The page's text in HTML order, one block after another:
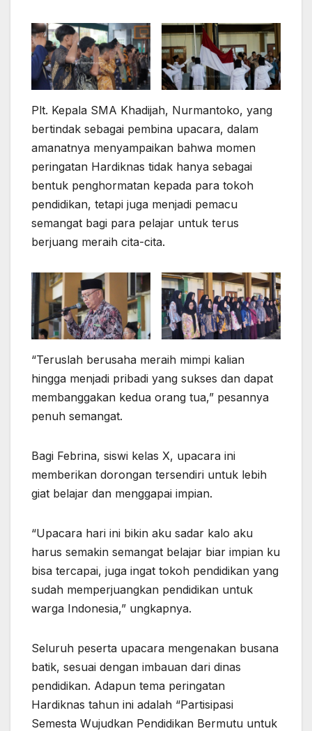
Plt. Kepala SMA Khadijah, Nurmantoko, yang
bertindak sebagai pembina upacara, dalam
amanatnya menyampaikan bahwa momen
peringatan Hardiknas tidak hanya sebagai
bentuk penghormatan kepada para tokoh
pendidikan, tetapi juga menjadi pemacu
semangat bagi para pelajar untuk terus
berjuang meraih cita-cita.
“Teruslah berusaha meraih mimpi kalian
hingga menjadi pribadi yang sukses dan dapat
membanggakan kedua orang tua,” pesannya
penuh semangat.
Bagi Febrina, siswi kelas X, upacara ini
memberikan dorongan tersendiri untuk lebih
giat belajar dan menggapai impian.
“Upacara hari ini bikin aku sadar kalo aku
harus semakin semangat belajar biar impian ku
bisa tercapai, juga ingat tokoh pendidikan yang
sudah memperjuangkan pendidikan untuk
warga Indonesia,” ungkapnya.
Seluruh peserta upacara mengenakan busana
batik, sesuai dengan imbauan dari dinas
pendidikan. Adapun tema peringatan
Hardiknas tahun ini adalah “Partisipasi
Semesta Wujudkan Pendidikan Bermutu untuk